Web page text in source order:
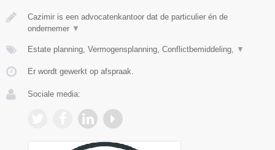
Cazimir is een advocatenkantoor dat de particulier én de
ondernemer ▼
Estate planning, Vermogensplanning, Conflictbemiddeling, ▼
Er wordt gewerkt op afspraak.
Sociale media: